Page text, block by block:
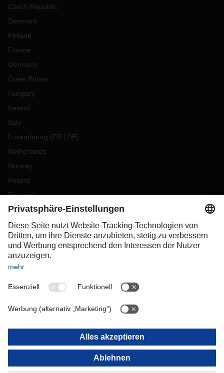
Czech Republic
Denmark
Finland
France
Germany
Great Britain
Hungary
Ireland
Italy
Luxembourg (FR DE)
Netherlands
Norway
Poland
Portugal
Romania
Slovakia
Spain
Sweden
Switzerland
OCEANIA